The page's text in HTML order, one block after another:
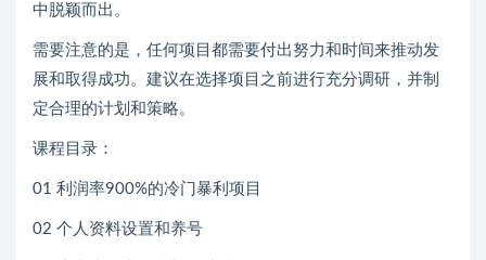
中脱颖而出。
需要注意的是，任何项目都需要付出努力和时间来推动发
展和取得成功。建议在选择项目之前进行充分调研，并制
定合理的计划和策略。
课程目录：
01 利润率900%的冷门暴利项目
02 个人资料设置和养号